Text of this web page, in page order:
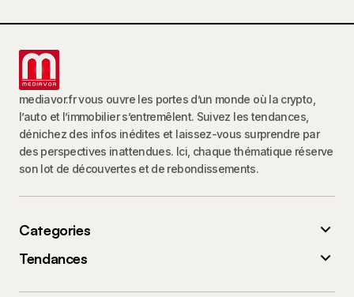
mediavor.fr vous ouvre les portes d’un monde où la crypto,
l’auto et l’immobilier s’entremêlent. Suivez les tendances,
dénichez des infos inédites et laissez-vous surprendre par
des perspectives inattendues. Ici, chaque thématique réserve
son lot de découvertes et de rebondissements.
Categories
Tendances